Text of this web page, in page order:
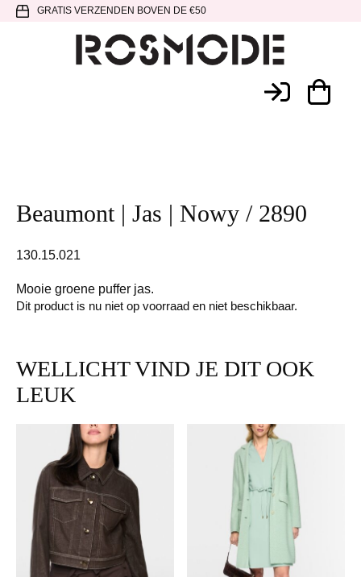
Spring
hoofdnavigatie
Door
SpringGRATIS VERZENDEN BOVEN DE €50
Beaumont | Jas | Nowy / 2890
130.15.021
Mooie groene puffer jas.
Dit product is nu niet op voorraad en niet beschikbaar.
WELLICHT VIND JE DIT OOK
LEUK